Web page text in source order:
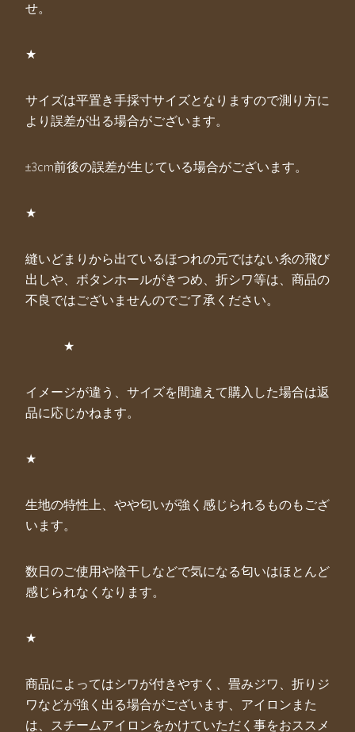
せ。
★
サイズは平置き手採寸サイズとなりますので測り方に
より誤差が出る場合がございます。
±3cm前後の誤差が生じている場合がございます。
★
縫いどまりから出ているほつれの元ではない糸の飛び
出しや、ボタンホールがきつめ、折シワ等は、商品の
不良ではございませんのでご了承ください。
★
イメージが違う、サイズを間違えて購入した場合は返
品に応じかねます。
★
生地の特性上、やや匂いが強く感じられるものもござ
います。
数日のご使用や陰干しなどで気になる匂いはほとんど
感じられなくなります。
★
商品によってはシワが付きやすく、畳みジワ、折りジ
ワなどが強く出る場合がございます、アイロンまた
は、スチームアイロンをかけていただく事をおススメ